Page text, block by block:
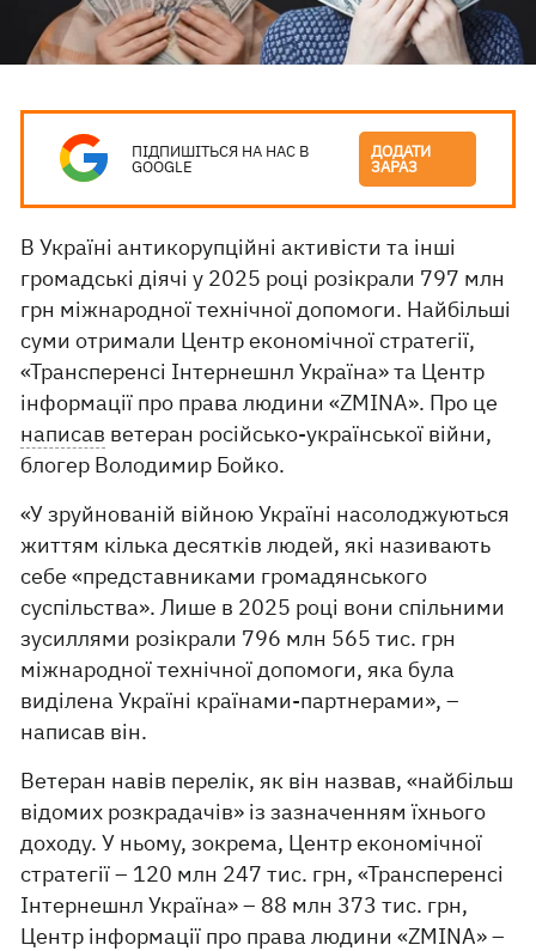
ПІДПИШІТЬСЯ НА НАС В
GOOGLE
ДОДАТИ
ЗАРАЗ
В Україні антикорупційні активісти та інші
громадські діячі у 2025 році розікрали 797 млн
грн міжнародної технічної допомоги. Найбільші
суми отримали Центр економічної стратегії,
«Трансперенсі Інтернешнл Україна» та Центр
інформації про права людини «ZMINA». Про це
написав ветеран російсько-української війни,
блогер Володимир Бойко.
«У зруйнованій війною Україні насолоджуються
життям кілька десятків людей, які називають
себе «представниками громадянського
суспільства». Лише в 2025 році вони спільними
зусиллями розікрали 796 млн 565 тис. грн
міжнародної технічної допомоги, яка була
виділена Україні країнами-партнерами», –
написав він.
Ветеран навів перелік, як він назвав, «найбільш
відомих розкрадачів» із зазначенням їхнього
доходу. У ньому, зокрема, Центр економічної
стратегії – 120 млн 247 тис. грн, «Трансперенсі
Інтернешнл Україна» – 88 млн 373 тис. грн,
Центр інформації про права людини «ZMINA» –